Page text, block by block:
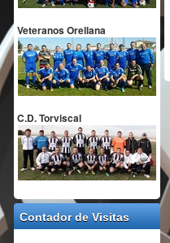
Veteranos Orellana
C.D. Torviscal
Contador de Visitas